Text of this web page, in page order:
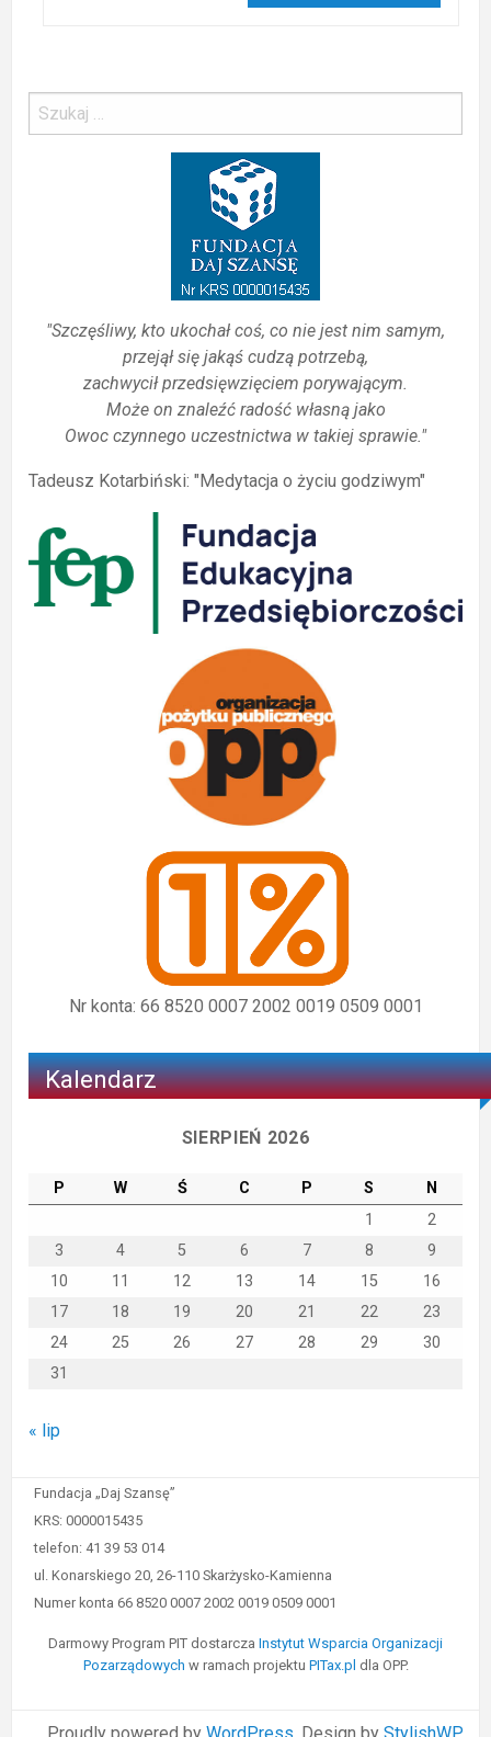
"Szczęśliwy, kto ukochał coś, co nie jest nim samym,
przejął się jakąś cudzą potrzebą,
zachwycił przedsięwzięciem porywającym.
Może on znaleźć radość własną jako
Owoc czynnego uczestnictwa w takiej sprawie."
Tadeusz Kotarbiński: "Medytacja o życiu godziwym"
Nr konta: 66 8520 0007 2002 0019 0509 0001
Kalendarz
SIERPIEŃ 2026
P W Ś C P S
N
1
2
3
4 5 6 7 8
9
10
11 12 13 14 15
16
17
18 19 20 21 22
23
24
25 26 27 28 29
30
31
« lip
Fundacja „Daj Szansę”
KRS: 0000015435
telefon: 41 39 53 014
ul. Konarskiego 20, 26-110 Skarżysko-Kamienna
Numer konta 66 8520 0007 2002 0019 0509 0001
Darmowy Program PIT dostarcza Instytut Wsparcia Organizacji
Pozarządowych w ramach projektu PITax.pl dla OPP.
Proudly powered by WordPress . Design by StylishWP